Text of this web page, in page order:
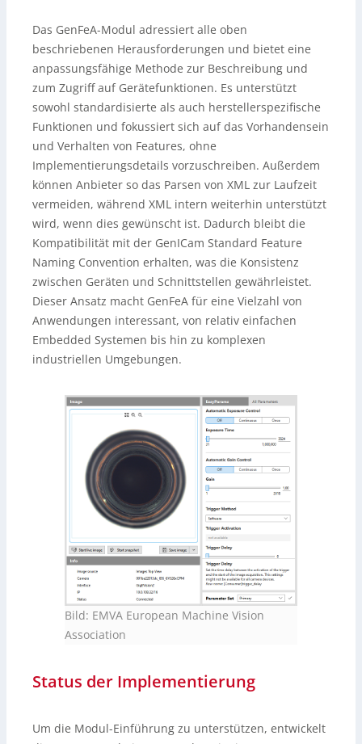
Das GenFeA-Modul adressiert alle oben
beschriebenen Herausforderungen und bietet eine
anpassungsfähige Methode zur Beschreibung und
zum Zugriff auf Gerätefunktionen. Es unterstützt
sowohl standardisierte als auch herstellerspezifische
Funktionen und fokussiert sich auf das Vorhandensein
und Verhalten von Features, ohne
Implementierungsdetails vorzuschreiben. Außerdem
können Anbieter so das Parsen von XML zur Laufzeit
vermeiden, während XML intern weiterhin unterstützt
wird, wenn dies gewünscht ist. Dadurch bleibt die
Kompatibilität mit der GenICam Standard Feature
Naming Convention erhalten, was die Konsistenz
zwischen Geräten und Schnittstellen gewährleistet.
Dieser Ansatz macht GenFeA für eine Vielzahl von
Anwendungen interessant, von relativ einfachen
Embedded Systemen bis hin zu komplexen
industriellen Umgebungen.
Bild: EMVA European Machine Vision
Association
Status der Implementierung
Um die Modul-Einführung zu unterstützen, entwickelt